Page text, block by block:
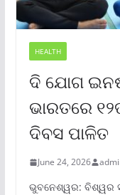
HEALTH
ଦି ଯୋଗ
ଭାରତରେ
ଦିବସ ପାଳିତ
June 24, 2026
ଭୁବନେଶ୍ୱର: ବିଶ୍ୱର